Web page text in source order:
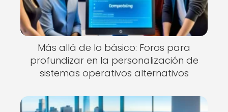
Más allá de lo básico: Foros para
profundizar en la personalización de
sistemas operativos alternativos